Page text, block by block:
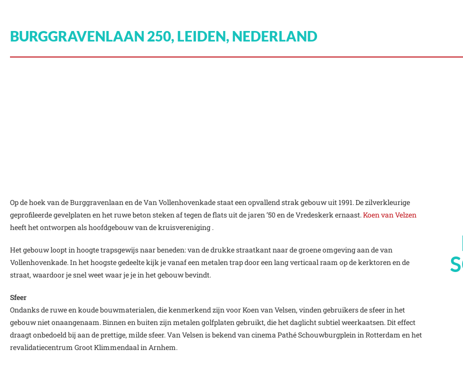
BURGGRAVENLAAN 250, LEIDEN, NEDERLAND
Op de hoek van de Burggravenlaan en de Van Vollenhovenkade staat een opvallend strak gebouw uit 1991. De zilverkleurige
geprofileerde gevelplaten en het ruwe beton steken af tegen de flats uit de jaren ’50 en de Vredeskerk ernaast.Koen van Velzen
heeft het ontworpen als hoofdgebouw van de kruisvereniging .
Het gebouw loopt in hoogte trapsgewijs naar beneden: van de drukke straatkant naar de groene omgeving aan de van
Vollenhovenkade. In het hoogste gedeelte kijk je vanaf een metalen trap door een lang verticaal raam op de kerktoren en de
straat, waardoor je snel weet waar je je in het gebouw bevindt.
Sfeer
Ondanks de ruwe en koude bouwmaterialen, die kenmerkend zijn voor Koen van Velsen, vinden gebruikers de sfeer in het
gebouw niet onaangenaam. Binnen en buiten zijn metalen golfplaten gebruikt, die het daglicht subtiel weerkaatsen. Dit effect
draagt onbedoeld bij aan de prettige, milde sfeer. Van Velsen is bekend van cinema Pathé Schouwburgplein in Rotterdam en het
revalidatiecentrum Groot Klimmendaal in Arnhem.